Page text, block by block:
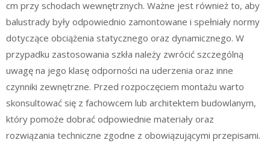
cm przy schodach wewnętrznych. Ważne jest również to, aby
balustrady były odpowiednio zamontowane i spełniały normy
dotyczące obciążenia statycznego oraz dynamicznego. W
przypadku zastosowania szkła należy zwrócić szczególną
uwagę na jego klasę odporności na uderzenia oraz inne
czynniki zewnętrzne. Przed rozpoczęciem montażu warto
skonsultować się z fachowcem lub architektem budowlanym,
który pomoże dobrać odpowiednie materiały oraz
rozwiązania techniczne zgodne z obowiązującymi przepisami.